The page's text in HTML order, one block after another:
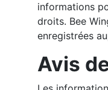
informations
droits. Bee
enregistrées
Avis